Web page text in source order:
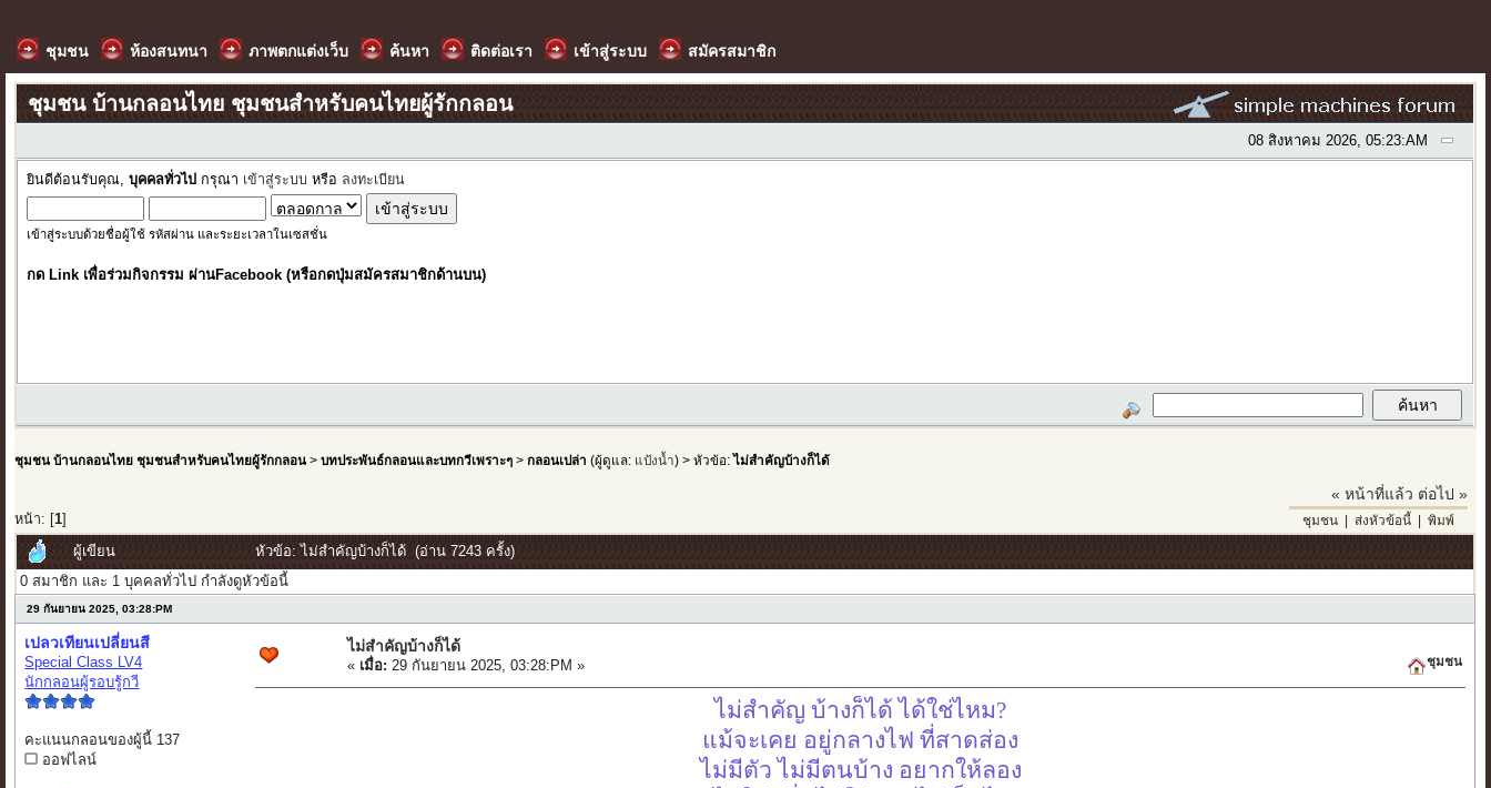
ชุมชน ห้องสนทนา ภาพตกแต่งเว็บ ค้นหา ติดต่อเรา เข้าสู่ระบบ สมัครสมาชิก
ชุมชน บ้านกลอนไทย ชุมชนสำหรับคนไทยผู้รักกลอน
08 สิงหาคม 2026, 05:23:AM
ยินดีต้อนรับคุณ,บุคคลทั่วไป กรุณา เข้าสู่ระบบ หรือ ลงทะเบียน
เข้าสู่ระบบด้วยชื่อผู้ใช้ รหัสผ่าน และระยะเวลาในเซสชั่น
กด Link เพื่อร่วมกิจกรรม ผ่านFacebook (หรือกดปุ่มสมัครสมาชิกด้านบน)
ชุมชน บ้านกลอนไทย ชุมชนสำหรับคนไทยผู้รักกลอน >บทประพันธ์กลอนและบทกวีเพราะๆ >กลอนเปล่า (ผู้ดูแล: แป้งน้ำ) > หัวข้อ:ไม่สำคัญบ้างก็ได้
หน้า: [1
« หน้าที่แล้ว ต่อไป »
ชุมชน| ส่งหัวข้อนี้| พิมพ์
ผู้เขียน
หัวข้อ: ไม่สำคัญบ้างก็ได้ (อ่าน 7243 ครั้ง)
0 สมาชิก และ 1 บุคคลทั่วไป กำลังดูหัวข้อนี้
29 กันยายน 2025, 03:28:PM
เปลวเทียนเปลี่ยนสี
Special Class LV4
นักกลอนผู้รอบรู้กวี
คะแนนกลอนของผู้นี้ 137
ออฟไลน์
ไม่สำคัญบ้างก็ได้
« เมื่อ: 29 กันยายน 2025, 03:28:PM » ชุมชน
ไม่สำคัญ บ้างก็ได้ ได้ใช่ไหม?
แม้จะเคย อยู่กลางไฟ ที่สาดส่อง
ไม่มีตัว ไม่มีตนบ้าง อยากให้ลอง